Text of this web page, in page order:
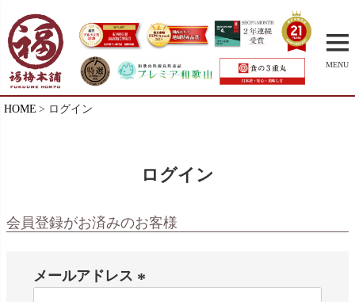
MENU
HOME ログイン
ログイン
会員登録がお済みのお客様
メールアドレス